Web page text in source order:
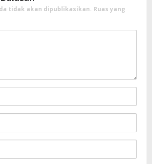
tidak akan dipublikasikan. Ruas yang